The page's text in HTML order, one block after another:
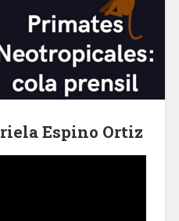
Espino Ortiz